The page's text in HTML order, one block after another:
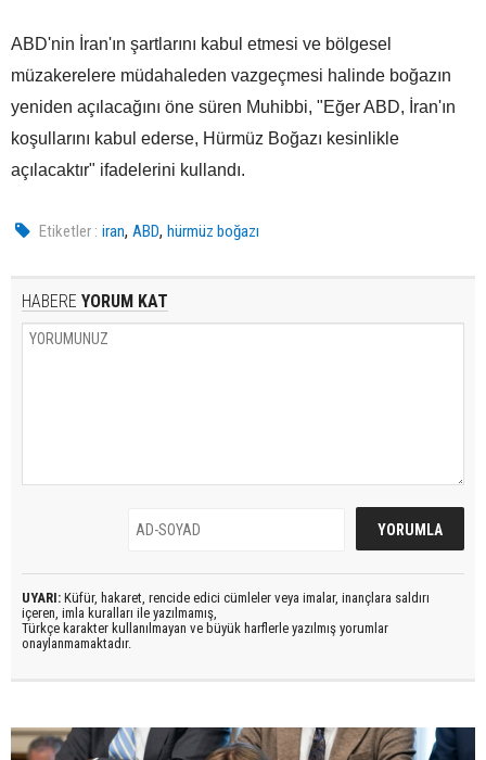
ABD'nin İran'ın şartlarını kabul etmesi ve bölgesel
müzakerelere müdahaleden vazgeçmesi halinde boğazın
yeniden açılacağını öne süren Muhibbi, "Eğer ABD, İran'ın
koşullarını kabul ederse, Hürmüz Boğazı kesinlikle
açılacaktır" ifadelerini kullandı.
Etiketler : iran,ABD,hürmüz boğazı
HABERE YORUM KAT
UYARI: Küfür, hakaret, rencide edici cümleler veya imalar, inançlara saldırı
içeren, imla kuralları ile yazılmamış,
Türkçe karakter kullanılmayan ve büyük harflerle yazılmış yorumlar
onaylanmamaktadır.